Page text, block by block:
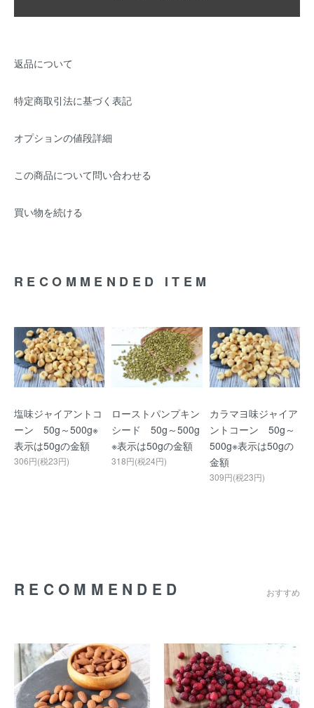
返品について
特定商取引法に基づく表記
オプションの値段詳細
この商品について問い合わせる
買い物を続ける
RECOMMENDED ITEM
塩味ジャイアントコ
ーン 50g～500g※
表示は50gの金額
306円(税23円)
ローストパンプキン
シード 50g～500g
※表示は50gの金額
318円(税24円)
カラマヨ味ジャイア
ントコーン 50g～
500g※表示は50gの
金額
309円(税23円)
RECOMMENDED おすすめ